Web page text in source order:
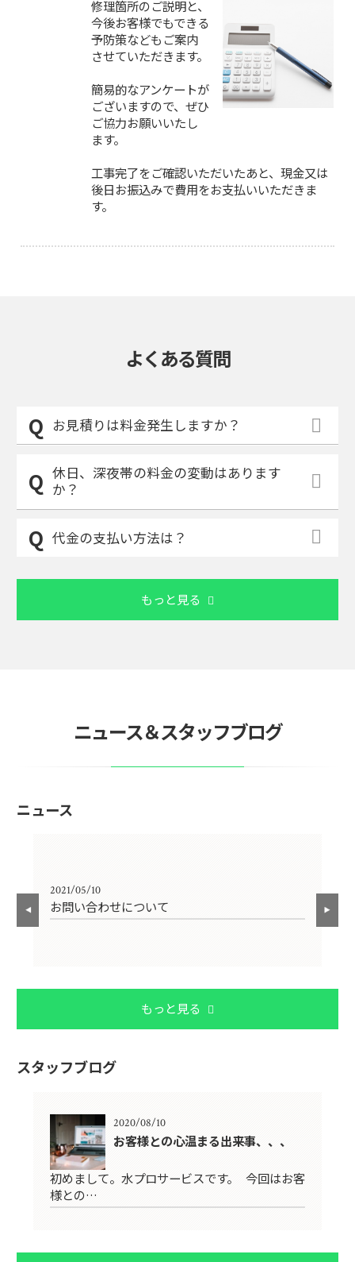
修理箇所のご説明と、
今後お客様でもできる
予防策などもご案内
させていただきます。
簡易的なアンケートが
ございますので、ぜひ
ご協力お願いいたし
ます。
工事完了をご確認いただいたあと、現金又は
後日お振込みで費用をお支払いいただきま
す。
よくある質問
お見積りは料金発生しますか？
休日、深夜帯の料金の変動はあります
か？
代金の支払い方法は？
もっと見る
ニュース＆スタッフブログ
ニュース
2021/05/10
お問い合わせについて
もっと見る
スタッフブログ
2020/08/10
お客様との心温まる出来事、、、
初めまして。水プロサービスです。 今回はお客
様との…